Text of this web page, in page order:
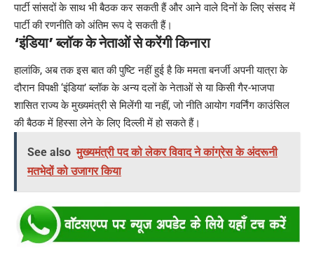
पार्टी सांसदों के साथ भी बैठक कर सकती हैं और आने वाले दिनों के लिए संसद में
पार्टी की रणनीति को अंतिम रूप दे सकती हैं।
‘इंडिया’ ब्लॉक के नेताओं से करेंगी किनारा
हालांकि, अब तक इस बात की पुष्टि नहीं हुई है कि ममता बनर्जी अपनी यात्रा के
दौरान विपक्षी ‘इंडिया’ ब्लॉक के अन्य दलों के नेताओं से या किसी गैर-भाजपा
शासित राज्य के मुख्यमंत्री से मिलेंगी या नहीं, जो नीति आयोग गवर्निंग काउंसिल
की बैठक में हिस्सा लेने के लिए दिल्ली में हो सकते हैं।
See also मुख्यमंत्री पद को लेकर विवाद ने कांग्रेस के अंदरूनी
मतभेदों को उजागर किया